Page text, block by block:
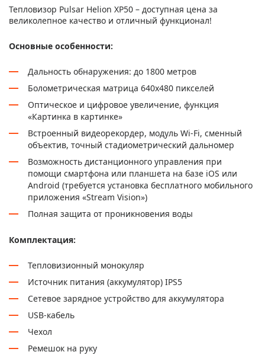
Тепловизор Pulsar Helion XP50 – доступная цена за
великолепное качество и отличный функционал!
Основные особенности:
Дальность обнаружения: до 1800 метров
Болометрическая матрица 640х480 пикселей
Оптическое и цифровое увеличение, функция
«Картинка в картинке»
Встроенный видеорекордер, модуль Wi-Fi, сменный
объектив, точный стадиометрический дальномер
Возможность дистанционного управления при
помощи смартфона или планшета на базе iOS или
Android (требуется установка бесплатного мобильного
приложения «Stream Vision»)
Полная защита от проникновения воды
Комплектация:
Тепловизионный монокуляр
Источник питания (аккумулятор) IPS5
Сетевое зарядное устройство для аккумулятора
USB-кабель
Чехол
Ремешок на руку